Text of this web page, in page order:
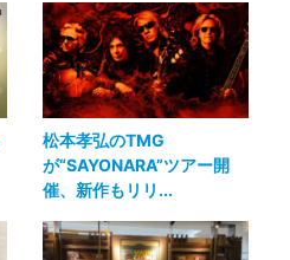
松本孝弘のTMG
が“SAYONARA”ツアー開
催、新作もリリ...